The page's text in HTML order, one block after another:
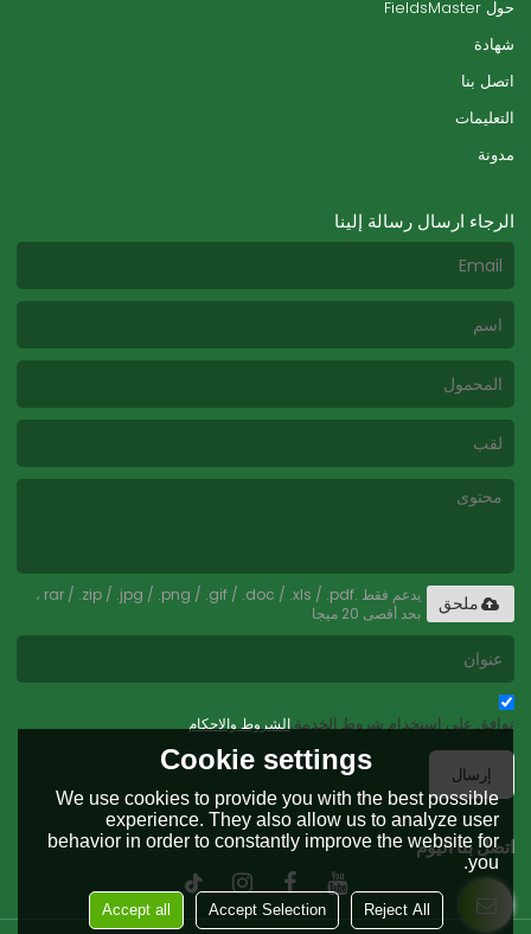
حول FieldsMaster
شهادة
اتصل بنا
التعليمات
مدونة
الرجاء ارسال رسالة إلينا
يدعم فقط .rar / .zip / .jpg / .png / .gif / .doc / .xls / .pdf ،
بحد أقصى 20 ميجا
ملحق
توافق على استخدام شروط الخدمة,الشروط والاحكام
إرسال
اتصل بنا اليوم
Cookie settings
We use cookies to provide you with the best possible
experience. They also allow us to analyze user
behavior in order to constantly improve the website for
you.
Reject All
Accept Selection
Accept all